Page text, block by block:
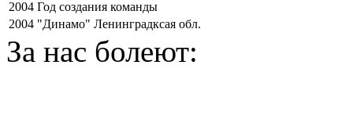
2004 Год создания команды
2004 "Динамо" Ленинградксая обл.
За нас болеют: